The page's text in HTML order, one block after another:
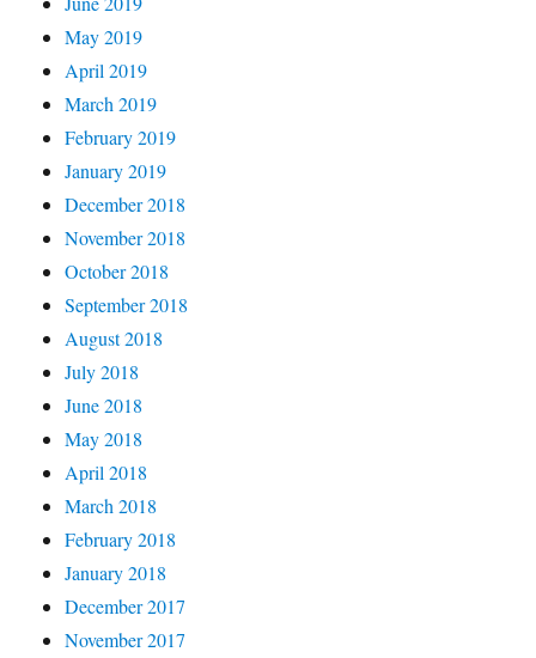
May 2019
April 2019
March 2019
February 2019
January 2019
December 2018
November 2018
October 2018
September 2018
August 2018
July 2018
June 2018
May 2018
April 2018
March 2018
February 2018
January 2018
December 2017
November 2017